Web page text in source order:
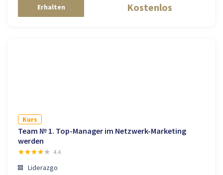
Erhalten Kostenlos
Kurs
Team № 1. Top-Manager im Netzwerk-Marketing
werden
4.4
Liderazgo